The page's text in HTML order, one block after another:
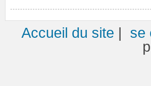
Accueil du site | se